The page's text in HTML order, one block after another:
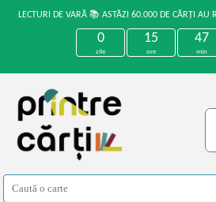
LECTURI DE VARĂ 📚 ASTĂZI 60.000 DE CĂRȚI AU
0
zile
15
ore
47
min